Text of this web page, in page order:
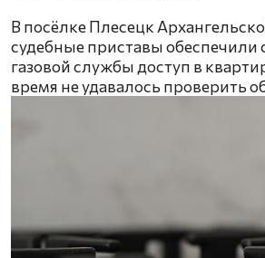
В посёлке Плесецк
судебные приставы обеспечили
газовой службы доступ в
время не удавалось проверить